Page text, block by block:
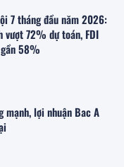
7 tháng đầu năm 2026:
vượt 72% dự toán, FDI
58%
mạnh, lợi nhuận Bac A